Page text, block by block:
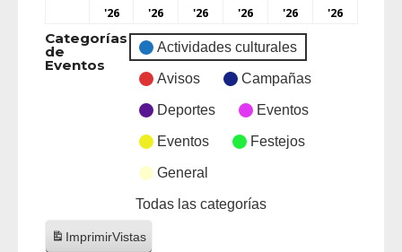
'26
'26
'26
'26
'26
'26
Categorías
de
Eventos
Actividades culturales
Avisos Campañas
Deportes Eventos
Eventos Festejos
General
Todas las categorías
ImprimirVistas